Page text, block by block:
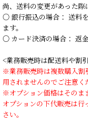
尚、送料の変更があった際
○ 銀行振込の場合： 送料
ます。
○ カード決済の場合： 返
<業務販売時は配送料や割
※業務販売時は複数購入割
用されませんのでご注意く
※オプション価格はそのま
オプションの下代販売は
さい。